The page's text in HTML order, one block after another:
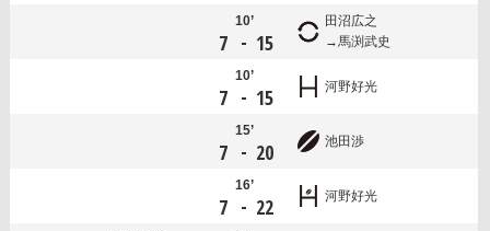
10’
7 - 15
田沼広之
馬渕武史
10’
7 - 15 河野好光
15’
7 - 20 池田渉
16’
7 - 22 河野好光